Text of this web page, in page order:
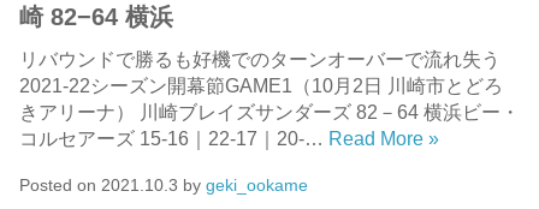
崎 82−64 横浜
リバウンドで勝るも好機でのターンオーバーで流れ失う
2021-22シーズン開幕節GAME1（10月2日 川崎市とどろ
きアリーナ） 川崎ブレイズサンダーズ 82－64 横浜ビー・
コルセアーズ 15-16｜22-17｜20-… Read More »
Posted on 2021.10.3 by geki_ookame